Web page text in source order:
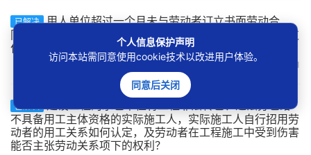
已解决 用人单位超过一个月未与劳动者订立书面劳动合
同，但在一年内又补订了劳动合同的，是否应该向劳动者支
付二倍工资？
1
已解决
建设工程的承包单位将工程非法转包、违法分包给
不具备用工主体资格的实际施工人，实际施工人自行招用劳
动者的用工关系如何认定，及劳动者在工程施工中受到伤害
能否主张劳动关系项下的权利？
个人信息保护声明
访问本站需同意使用cookie技术以改进用户体验。
同意后关闭